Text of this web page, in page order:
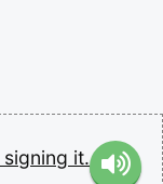
signing it.